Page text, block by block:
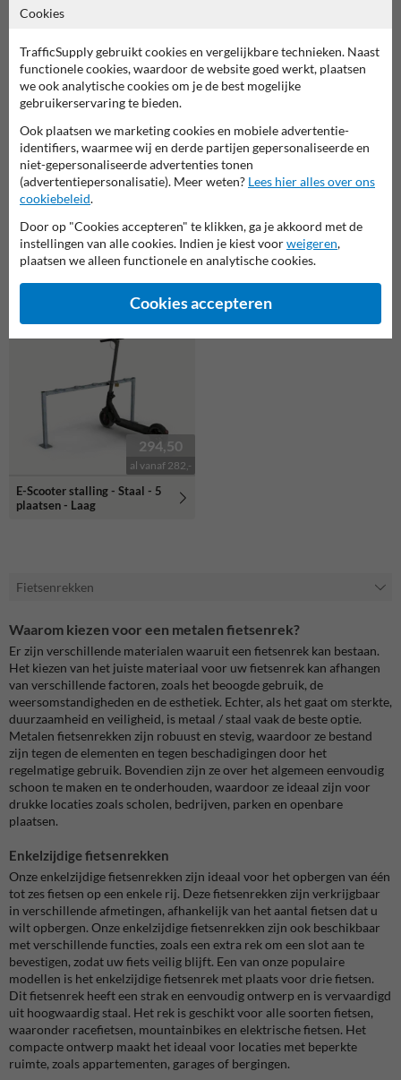
staal - 1 tot 20 fietsen
al vanaf 322,-
E-Scooter stalling - Staal - 5
669,00
✔ aanbieding
294,50
al vanaf 282,-
E-Scooter stalling - Staal - 5
plaatsen - Laag
Fietsenrekken
Waarom kiezen voor een metalen fietsenrek?
Er zijn verschillende materialen waaruit een fietsenrek kan bestaan.
Het kiezen van het juiste materiaal voor uw fietsenrek kan afhangen
van verschillende factoren, zoals het beoogde gebruik, de
weersomstandigheden en de esthetiek. Echter, als het gaat om sterkte,
duurzaamheid en veiligheid, is metaal / staal vaak de beste optie.
Metalen fietsenrekken zijn robuust en stevig, waardoor ze bestand
zijn tegen de elementen en tegen beschadigingen door het
regelmatige gebruik. Bovendien zijn ze over het algemeen eenvoudig
schoon te maken en te onderhouden, waardoor ze ideaal zijn voor
drukke locaties zoals scholen, bedrijven, parken en openbare
plaatsen.
Enkelzijdige fietsenrekken
Onze enkelzijdige fietsenrekken zijn ideaal voor het opbergen van één
tot zes fietsen op een enkele rij. Deze fietsenrekken zijn verkrijgbaar
in verschillende afmetingen, afhankelijk van het aantal fietsen dat u
wilt opbergen. Onze enkelzijdige fietsenrekken zijn ook beschikbaar
met verschillende functies, zoals een extra rek om een ​​slot aan te
bevestigen, zodat uw fiets veilig blijft. Een van onze populaire
modellen is het enkelzijdige fietsenrek met plaats voor drie fietsen.
Dit fietsenrek heeft een strak en eenvoudig ontwerp en is vervaardigd
uit hoogwaardig staal. Het rek is geschikt voor alle soorten fietsen,
waaronder racefietsen, mountainbikes en elektrische fietsen. Het
compacte ontwerp maakt het ideaal voor locaties met beperkte
ruimte, zoals appartementen, garages of bergingen.
Cookies
TrafficSupply gebruikt cookies en vergelijkbare technieken. Naast
functionele cookies, waardoor de website goed werkt, plaatsen
we ook analytische cookies om je de best mogelijke
gebruikerservaring te bieden.
Ook plaatsen we marketing cookies en mobiele advertentie-
identifiers, waarmee wij en derde partijen gepersonaliseerde en
niet-gepersonaliseerde advertenties tonen
(advertentiepersonalisatie). Meer weten? Lees hier alles over ons
cookiebeleid.
Door op "Cookies accepteren" te klikken, ga je akkoord met de
instellingen van alle cookies. Indien je kiest voorweigeren,
plaatsen we alleen functionele en analytische cookies.
Cookies accepteren